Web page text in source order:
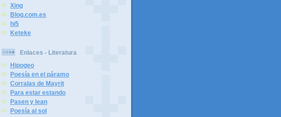
Xing
Blog.com.es
hi5
Keteke
Enlaces - Literatura
Hipogeo
Poesía en el páramo
Corralas de Mayrit
Para estar estando
Pasen y lean
Poesía al sol